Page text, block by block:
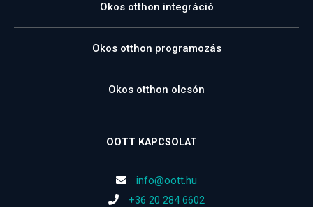
Okos otthon integráció
Okos otthon programozás
Okos otthon olcsón
OOTT KAPCSOLAT
info@oott.hu
+36 20 284 6602